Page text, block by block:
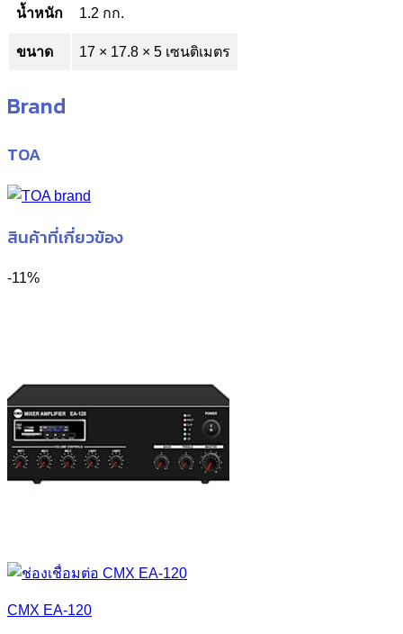
น้ำหนัก 1.2 กก.
ขนาด 17 × 17.8 × 5 เซนติเมตร
Brand
TOA
สินค้าที่เกี่ยวข้อง
-11%
CMX EA-120